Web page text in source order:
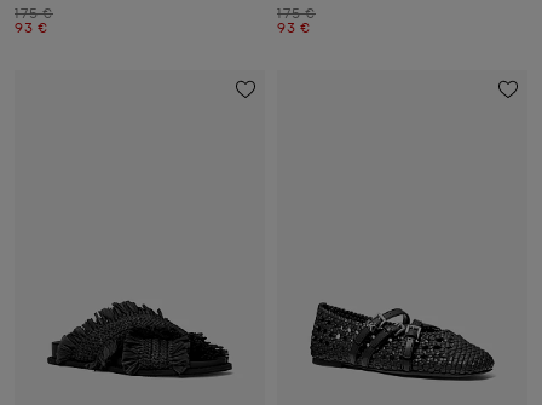
Prezzo iniziale
175 €
Prezzo attuale
93 €
Prezzo iniziale
175 €
Prezzo attuale
93 €